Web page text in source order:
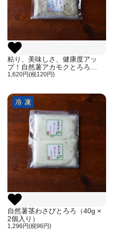
粘り、美味しさ、健康度アッ
プ！自然薯アカモクとろろ
（60g×2個入り）
1,620円(税120円)
自然薯茎わさびとろろ（40g ×
2個入り）
1,296円(税96円)